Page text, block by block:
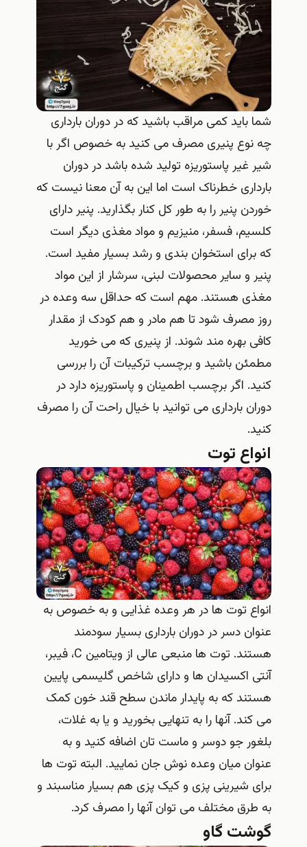
شما باید کمی مراقب باشید که در دوران بارداری
چه نوع پنیری مصرف می کنید به خصوص اگر با
شیر غیر پاستوریزه تولید شده باشد در دوران
بارداری خطرناک است اما این به آن معنا نیست که
خوردن پنیر را به طور کل کنار بگذارید. پنیر دارای
کلسیم، فسفر، منیزیم و مواد مغذی دیگر است
که برای استخوان بندی و رشد بسیار مفید است.
پنیر و سایر محصولات لبنی، سرشار از این مواد
مغذی هستند. مهم است که حداقل سه وعده در
روز مصرف شود تا هم مادر و هم کودک از مقدار
کافی بهره مند شوند. از پنیری که می خورید
مطمئن باشید و برچسب ترکیبات آن را بررسی
کنید. اگر برچسب اطمینان و پاستوریزه دارد در
دوران بارداری می توانید با خیال راحت آن را مصرف
انواع توت
انواع توت ها در هر وعده غذایی و به خصوص به
عنوان دسر در دوران بارداری بسیار سودمند
هستند. توت ها منبعی عالی از ویتامین C، فیبر،
آنتی اکسیدان ها و دارای شاخص گلیسمی پایین
هستند که به پایدار ماندن سطح قند خون کمک
می کند. آنها را به تنهایی بخورید و یا به غلات،
بلغور جو دوسر و ماست تان اضافه کنید و به
عنوان میان وعده نوش جان نمایید. البته توت ها
برای شیرینی پزی و کیک پزی هم بسیار مناسبند و
به طرق مختلف می توان آنها را مصرف کرد.
گوشت گاو